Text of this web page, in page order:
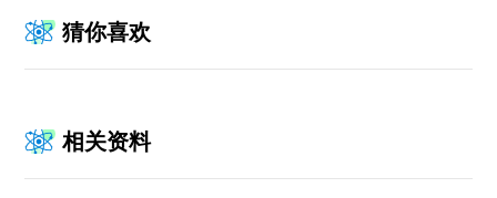
猜你喜欢
相关资料